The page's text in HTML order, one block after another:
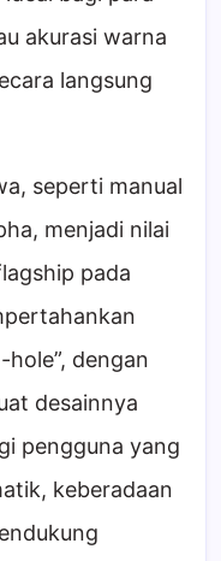
akurasi warna
langsung
seperti manual
menjadi nilai
pada
dengan
desainnya
pengguna yang
keberadaan